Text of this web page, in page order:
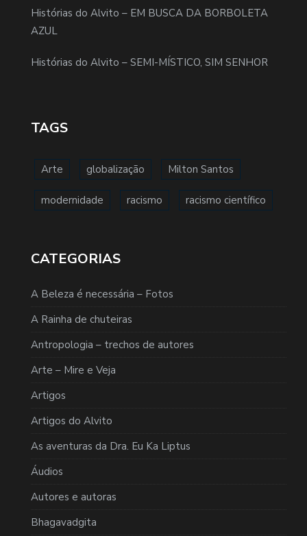
Histórias do Alvito – EM BUSCA DA BORBOLETA
AZUL
Histórias do Alvito – SEMI-MÍSTICO, SIM SENHOR
TAGS
Arte globalização Milton Santos
modernidade racismo racismo científico
CATEGORIAS
A Beleza é necessária – Fotos
A Rainha de chuteiras
Antropologia – trechos de autores
Arte – Mire e Veja
Artigos
Artigos do Alvito
As aventuras da Dra. Eu Ka Liptus
Áudios
Autores e autoras
Bhagavadgita